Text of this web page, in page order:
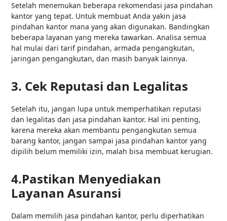
Setelah menemukan beberapa rekomendasi jasa pindahan
kantor yang tepat. Untuk membuat Anda yakin jasa
pindahan kantor mana yang akan digunakan. Bandingkan
beberapa layanan yang mereka tawarkan. Analisa semua
hal mulai dari tarif pindahan, armada pengangkutan,
jaringan pengangkutan, dan masih banyak lainnya.
3. Cek Reputasi dan Legalitas
Setelah itu, jangan lupa untuk memperhatikan reputasi
dan legalitas dan jasa pindahan kantor. Hal ini penting,
karena mereka akan membantu pengangkutan semua
barang kantor, jangan sampai jasa pindahan kantor yang
dipilih belum memiliki izin, malah bisa membuat kerugian.
4.Pastikan Menyediakan
Layanan Asuransi
Dalam memilih jasa pindahan kantor, perlu diperhatikan